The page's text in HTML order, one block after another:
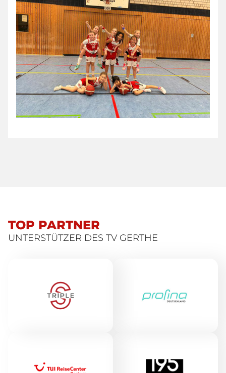
TOP PARTNER
UNTERSTÜTZER DES TV GERTHE